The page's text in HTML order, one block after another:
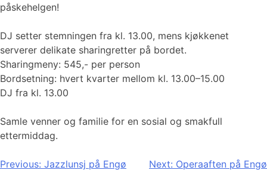
påskehelgen!
DJ setter stemningen fra kl. 13.00, mens kjøkkenet
serverer delikate sharingretter på bordet.
Sharingmeny: 545,- per person
Bordsetning: hvert kvarter mellom kl. 13.00–15.00
DJ fra kl. 13.00
Samle venner og familie for en sosial og smakfull
ettermiddag.
Innleggsnavigasjon
Previous: Jazzlunsj på Engø Next: Operaaften på Engø